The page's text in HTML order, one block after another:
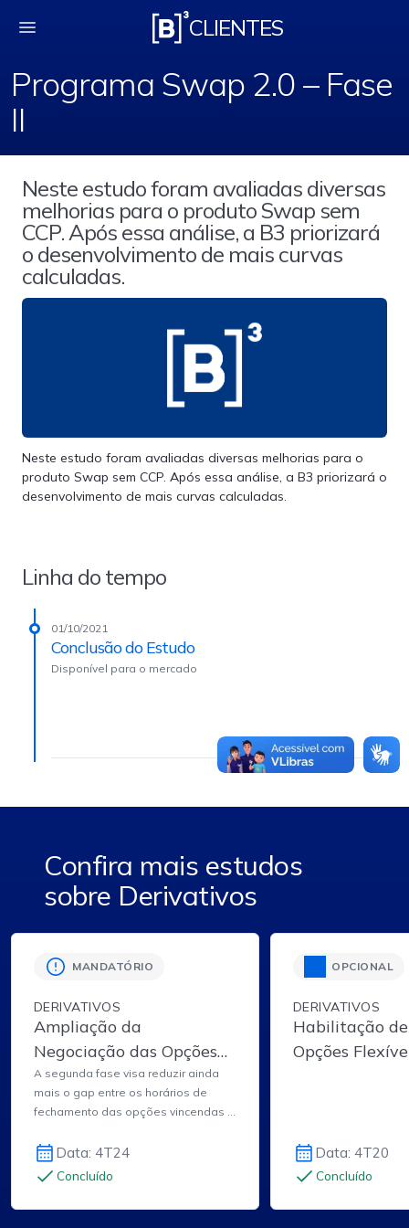
Programa Swap 2.0
CLIENTES
Programa Swap 2.0 – Fase
II
Neste estudo foram avaliadas diversas
melhorias para o produto Swap sem
CCP. Após essa análise, a B3 priorizará
o desenvolvimento de mais curvas
calculadas.
Neste estudo foram avaliadas diversas melhorias para o
produto Swap sem CCP. Após essa análise, a B3 priorizará o
desenvolvimento de mais curvas calculadas.
Linha do tempo
01/10/2021
Conclusão do Estudo
Disponível para o mercado
Confira mais estudos
sobre Derivativos
MANDATÓRIO
DERIVATIVOS
Ampliação da
Negociação das Opções
Vincendas – Fase 2
A segunda fase visa reduzir ainda
mais o gap entre os horários de
fechamento das opções vincendas e
Data: 4T24
Concluído
OPCIONAL
DERIVATIVOS
Habilitação
Opções
Data: 4T20
Concluído